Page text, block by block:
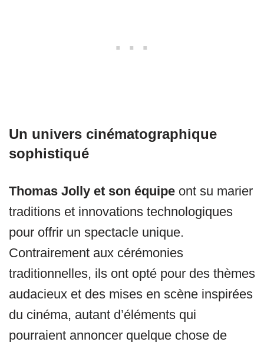
Un univers cinématographique
sophistiqué
Thomas Jolly et son équipe ont su marier
traditions et innovations technologiques
pour offrir un spectacle unique.
Contrairement aux cérémonies
traditionnelles, ils ont opté pour des thèmes
audacieux et des mises en scène inspirées
du cinéma, autant d’éléments qui
pourraient annoncer quelque chose de